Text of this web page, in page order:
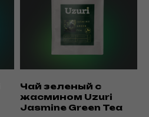
Чай зеленый с
жасмином Uzuri
Jasmine Green Tea